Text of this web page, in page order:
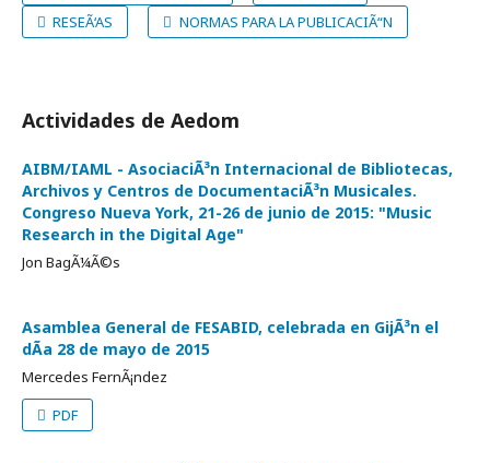
RESEÃ‘AS
NORMAS PARA LA PUBLICACIÃ“N
Actividades de Aedom
AIBM/IAML - AsociaciÃ³n Internacional de Bibliotecas,
Archivos y Centros de DocumentaciÃ³n Musicales.
Congreso Nueva York, 21-26 de junio de 2015: "Music
Research in the Digital Age"
Jon BagÃ¼Ã©s
Asamblea General de FESABID, celebrada en GijÃ³n el
dÃ­a 28 de mayo de 2015
Mercedes FernÃ¡ndez
PDF